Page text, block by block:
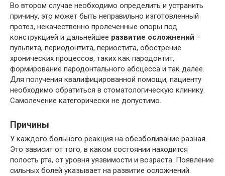
Во втором случае необходимо определить и устранить
причину, это может быть неправильно изготовленный
протез, некачественно пролеченные опоры под
конструкцией и дальнейшее развитие осложнений –
пульпита, периодонтита, периостита, обострение
хронических процессов, таких как пародонтит,
формирование пародонтального абсцесса и так далее.
Для получения квалифицированной помощи, пациенту
необходимо обратиться в стоматологическую клинику.
Самолечение категорически не допустимо.
Причины
У каждого больного реакция на обезболивание разная.
Это зависит от того, в каком состоянии находится
полость рта, от уровня уязвимости и возраста. Появление
сильных болей указывает на развитие осложнений.